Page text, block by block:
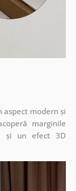
modern și
marginile
și un efect 3D